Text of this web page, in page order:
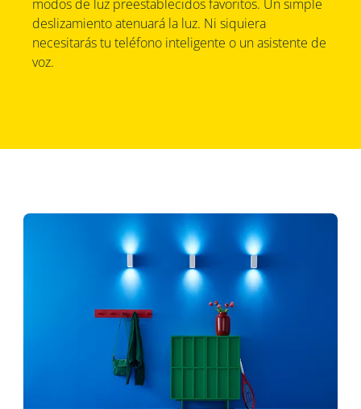
modos de luz preestablecidos favoritos. Un simple
deslizamiento atenuará la luz. Ni siquiera
necesitarás tu teléfono inteligente o un asistente de
voz.